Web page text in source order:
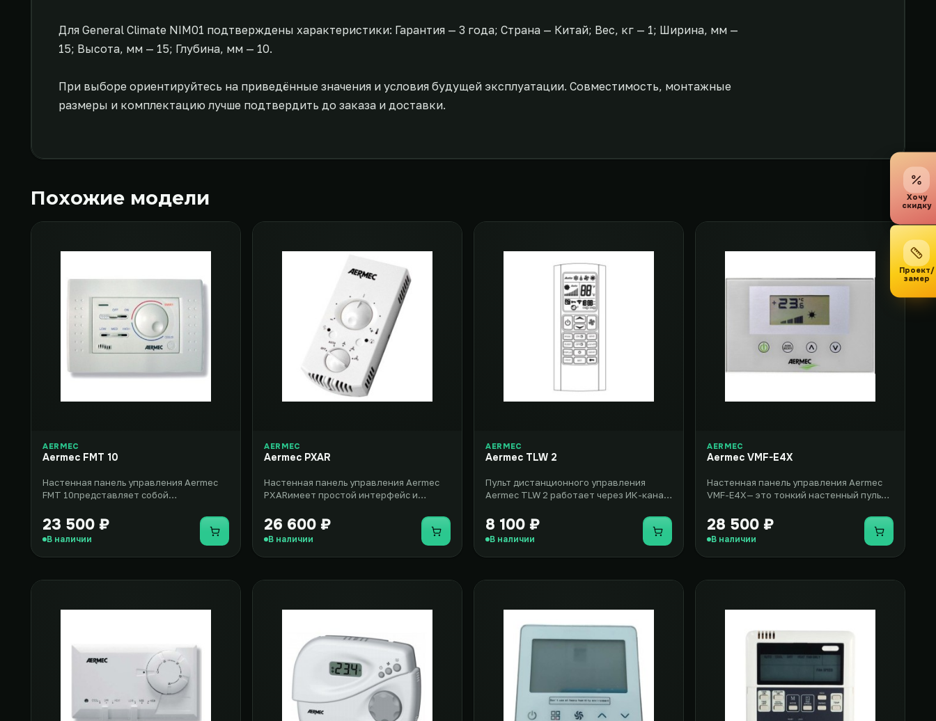
Для General Climate NIM01 подтверждены характеристики: Гарантия — 3 года; Страна — Китай; Вес, кг — 1; Ширина, мм —
15; Высота, мм — 15; Глубина, мм — 10.
При выборе ориентируйтесь на приведённые значения и условия будущей эксплуатации. Совместимость, монтажные
размеры и комплектацию лучше подтвердить до заказа и доставки.
Похожие модели
AERMEC
Aermec FMT 10
Настенная панель управления Aermec
FMT 10представляет собой
который п..
23 500 ₽
В наличии Купить
AERMEC
Aermec PXAR
Настенная панель управления Aermec
PXARимеет простой интерфейс и
26 600 ₽
В наличии Купить
AERMEC
Aermec TLW 2
Пульт дистанционного управления
Aermec TLW 2 работает через ИК-канал
8 100 ₽
В наличии Купить
AERMEC
Aermec VMF-E4X
Настенная панель управления Aermec
VMF-E4X— это тонкий настенный пульт с
28 500 ₽
В наличии Купить
Хочу
скидку
Проект/
замер